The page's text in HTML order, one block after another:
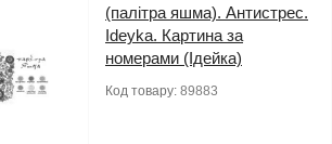
(палітра яшма). Антистрес.
Ideyka. Картина за
номерами (Ідейка)
Код товару: 89883